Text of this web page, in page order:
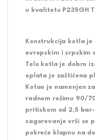
u kvalitetu P235GH
Konstrukcija kotla je
evropskim i srpskim
Telo kotla je dobro
oplata je zaštićena
Kotao je namenjen
radnom režimu 90/
pritiskom od 2,5
sagorevanje vrši se
pokreće klapnu na